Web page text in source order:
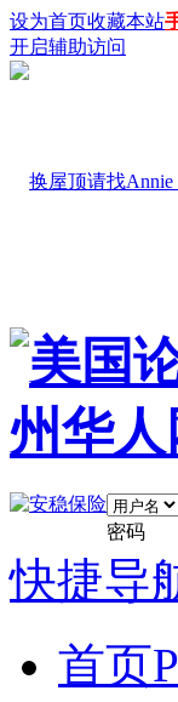
设为首页收藏本站
开启辅助访问
密码
快捷导
首页